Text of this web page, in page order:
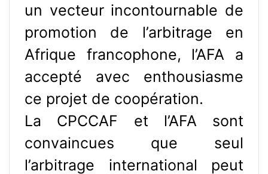
un vecteur incontournable de
promotion de l’arbitrage en
Afrique francophone, l’AFA a
accepté avec enthousiasme
ce projet de coopération.
La CPCCAF et l’AFA sont
convaincues que seul
l’arbitrage international peut